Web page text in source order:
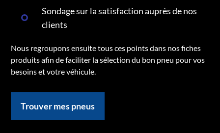
Sondage sur la satisfaction auprès de nos
clients
Nous regroupons ensuite tous ces points dans nos fiches
produits afin de faciliter la sélection du bon pneu pour vos
besoins et votre véhicule.
Trouver mes pneus